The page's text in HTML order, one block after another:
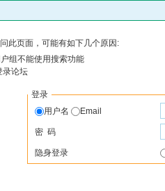
此页面，可能有如下几个原因:
组不能使用搜索功能
录论坛
登录
用户名
Email
密 码
隐身登录